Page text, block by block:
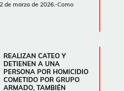
de marzo de 2026.-Como
REALIZAN CATEO Y
DETIENEN A UNA
PERSONA POR HOMICIDIO
COMETIDO POR GRUPO
ARMADO, TAMBIÉN